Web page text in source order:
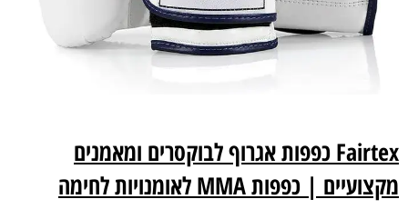
Fairtex כפפות אגרוף לבוקסרים ומאמנים
מקצועיים | כפפות MMA לאומנויות לחימה